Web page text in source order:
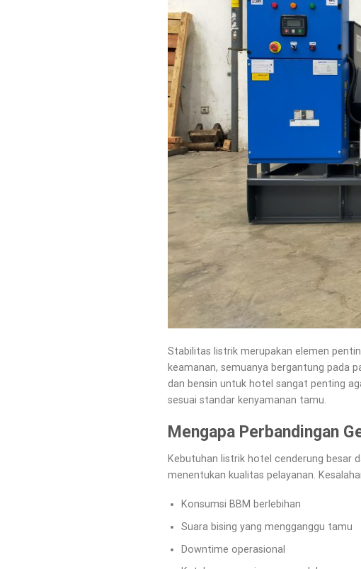
Stabilitas listrik merupakan elemen
keamanan, semuanya bergantung pada
dan bensin untuk hotel sangat penting
sesuai standar kenyamanan tamu.
Mengapa Perbandingan
Kebutuhan listrik hotel cenderung besar
menentukan kualitas pelayanan.
Konsumsi BBM berlebihan
Suara bising yang mengganggu tamu
Downtime operasional